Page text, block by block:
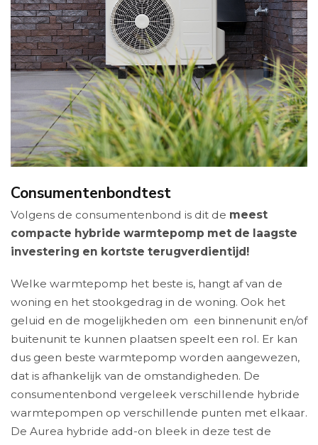
Consumentenbondtest
Volgens de consumentenbond is dit de meest
compacte hybride warmtepomp met de laagste
investering en kortste terugverdientijd!
Welke warmtepomp het beste is, hangt af van de
woning en het stookgedrag in de woning. Ook het
geluid en de mogelijkheden om een binnenunit en/of
buitenunit te kunnen plaatsen speelt een rol. Er kan
dus geen beste warmtepomp worden aangewezen,
dat is afhankelijk van de omstandigheden. De
consumentenbond vergeleek verschillende hybride
warmtepompen op verschillende punten met elkaar.
De Aurea hybride add-on bleek in deze test de